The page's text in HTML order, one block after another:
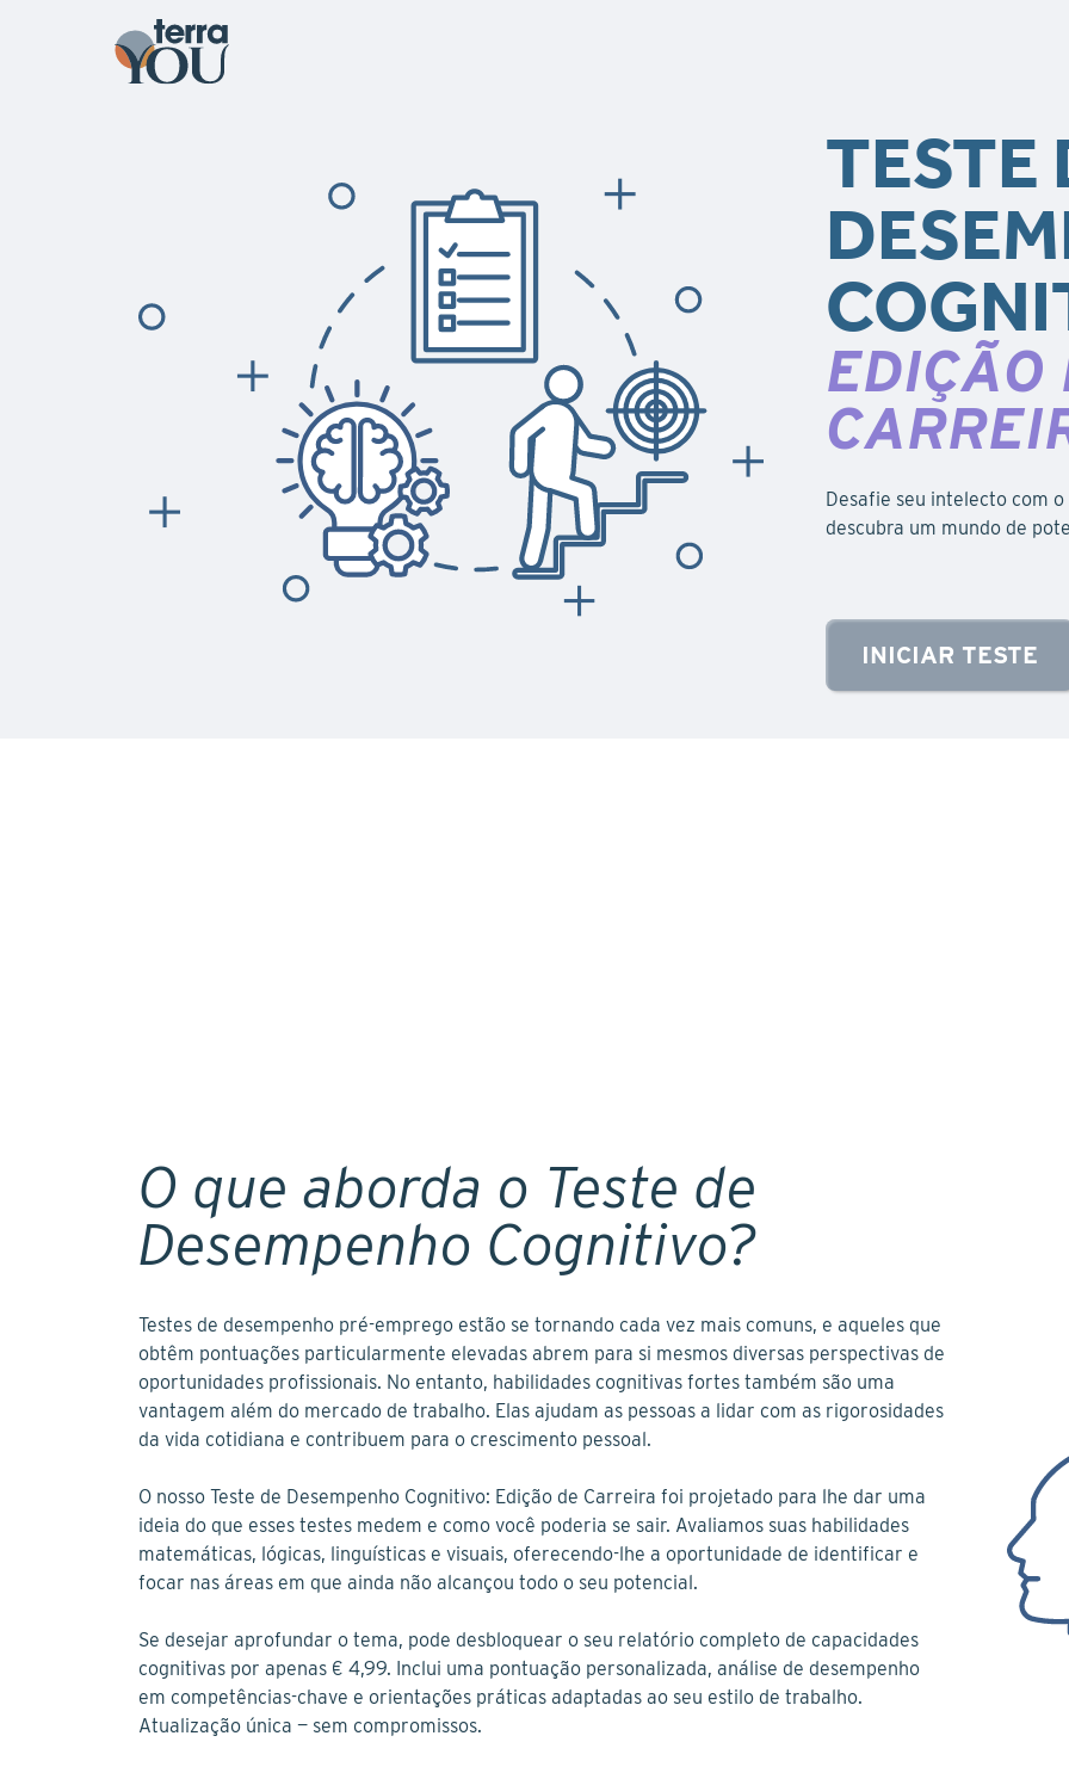
TESTE
EDIÇÃO
Desafie seu intelecto com
descubra um mundo de
INICIAR TESTE
O que aborda o Teste de
Desempenho Cognitivo?
Testes de desempenho pré-emprego estão se tornando cada vez mais comuns, e aqueles que
obtêm pontuações particularmente elevadas abrem para si mesmos diversas perspectivas de
oportunidades profissionais. No entanto, habilidades cognitivas fortes também são uma
vantagem além do mercado de trabalho. Elas ajudam as pessoas a lidar com as rigorosidades
da vida cotidiana e contribuem para o crescimento pessoal.
O nosso Teste de Desempenho Cognitivo: Edição de Carreira foi projetado para lhe dar uma
ideia do que esses testes medem e como você poderia se sair. Avaliamos suas habilidades
matemáticas, lógicas, linguísticas e visuais, oferecendo-lhe a oportunidade de identificar e
focar nas áreas em que ainda não alcançou todo o seu potencial.
Se desejar aprofundar o tema, pode desbloquear o seu relatório completo de capacidades
cognitivas por apenas € 4,99. Inclui uma pontuação personalizada, análise de desempenho
em competências-chave e orientações práticas adaptadas ao seu estilo de trabalho.
Atualização única — sem compromissos.